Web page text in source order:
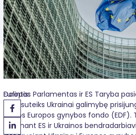
Dalintis:
Europos Parlamentas ir ES Taryba
kuris suteiks Ukrainai galimybę
vertės Europos gynybos fondo (EDF).
stiprinant ES ir Ukrainos